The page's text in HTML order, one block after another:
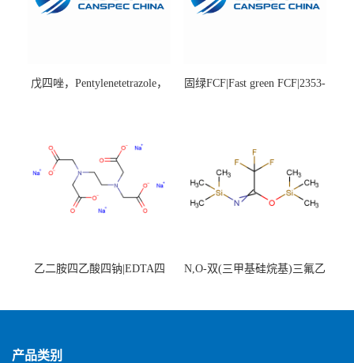
戊四唑，Pentylenetetrazole，
固绿FCF|Fast green FCF|2353-
乙二胺四乙酸四钠|EDTA四
N,O-双(三甲基硅烷基)三氟乙
产品类别